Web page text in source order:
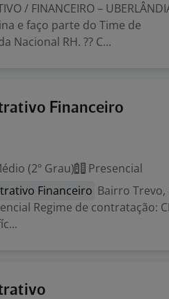
/ FINANCEIRO –
e faço parte do Time de
Nacional RH. ?? C...
Financeiro
(2º Grau)
Presencial
Financeiro Bairro Trevo,
Regime de contratação: